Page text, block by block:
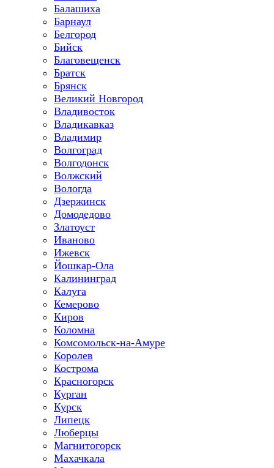
Балашиха
Барнаул
Белгород
Бийск
Благовещенск
Братск
Брянск
Великий Новгород
Владивосток
Владикавказ
Владимир
Волгоград
Волгодонск
Волжский
Вологда
Дзержинск
Домодедово
Златоуст
Иваново
Ижевск
Йошкар-Ола
Калининград
Калуга
Кемерово
Киров
Коломна
Комсомольск-на-Амуре
Королев
Кострома
Красногорск
Курган
Курск
Липецк
Люберцы
Магнитогорск
Махачкала